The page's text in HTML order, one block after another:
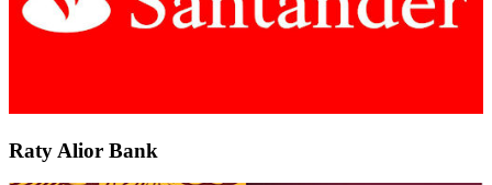
Raty Alior Bank